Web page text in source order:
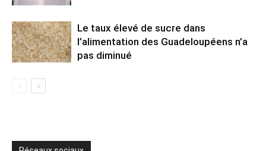
Le taux élevé de sucre dans
l’alimentation des Guadeloupéens n’a
pas diminué